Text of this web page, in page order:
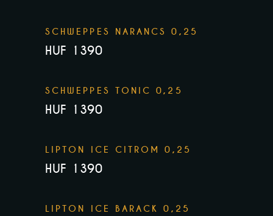
SCHWEPPES NARANCS 0,25
HUF 1390
SCHWEPPES TONIC 0,25
HUF 1390
LIPTON ICE CITROM 0,25
HUF 1390
LIPTON ICE BARACK 0,25